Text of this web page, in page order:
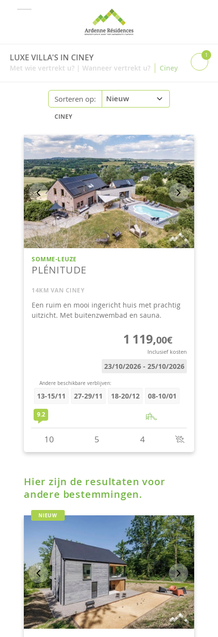
LUXE VILLA'S IN CINEY
Met wie vertrekt u? | Wanneer vertrekt u? | Ciney
1
Sorteren op:
CINEY
Hier zijn de resultaten voor
andere bestemmingen.